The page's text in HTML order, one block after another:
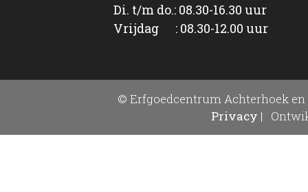
Di. t/m do.: 08.30-16.30 uur
Vrijdag : 08.30-12.00 uur
© Erfgoedcentrum Achterhoek en
Privacy |